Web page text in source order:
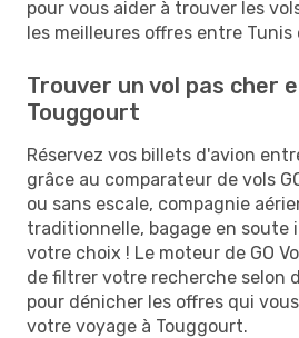
pour vous aider à trouver les
les meilleures offres entre
Trouver un vol pas cher
Touggourt
Réservez vos billets d'avion
grâce au comparateur de vols
ou sans escale, compagnie
traditionnelle, bagage en soute
votre choix ! Le moteur de GO
de filtrer votre recherche selon
pour dénicher les offres qui
votre voyage à Touggourt.